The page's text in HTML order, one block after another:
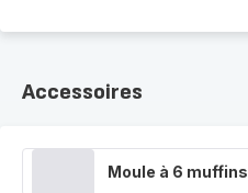
Accessoires
Moule à 6 muffins